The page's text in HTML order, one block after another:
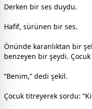
Derken bir ses duydu.
Hafif, sürünen bir ses.
Önünde karanlıktan bir
benzeyen bir şeydi.
“Benim,” dedi şekil.
Çocuk titreyerek sordu: